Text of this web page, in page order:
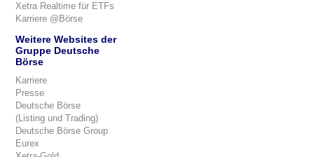
Xetra Realtime für ETFs
Karriere @Börse
Weitere Websites der
Gruppe Deutsche
Börse
Karriere
Presse
Deutsche Börse
(Listing und Trading)
Deutsche Börse Group
Eurex